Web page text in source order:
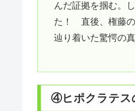
んだ証拠を掴む。
た！ 直後、権藤の
辿り着いた驚愕の
④ヒポクラテス